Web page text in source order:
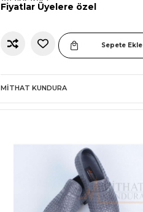
Fiyatlar Üyelere özel
Sepete Ekle
MITHAT KUNDURA